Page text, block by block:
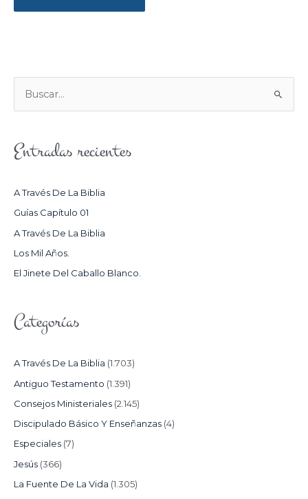
U
C
R
:
Entradas recientes
A Través De La Biblia
Guías Capítulo 01
A Través De La Biblia
Los Mil Años.
El Jinete Del Caballo Blanco.
Categorías
A Través De La Biblia (1.703)
Antiguo Testamento (1.391)
Consejos Ministeriales (2.145)
Discipulado Básico Y Enseñanzas (4)
Especiales (7)
Jesús (366)
La Fuente De La Vida (1.305)